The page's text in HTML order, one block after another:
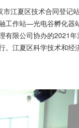
江夏区技术合同登记站
工作站—光电谷孵化器
有限公司协办的2021年
。江夏区科学技术和经